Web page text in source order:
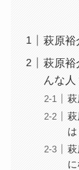
萩原裕
萩原裕
んな人
萩
萩
は
萩
に